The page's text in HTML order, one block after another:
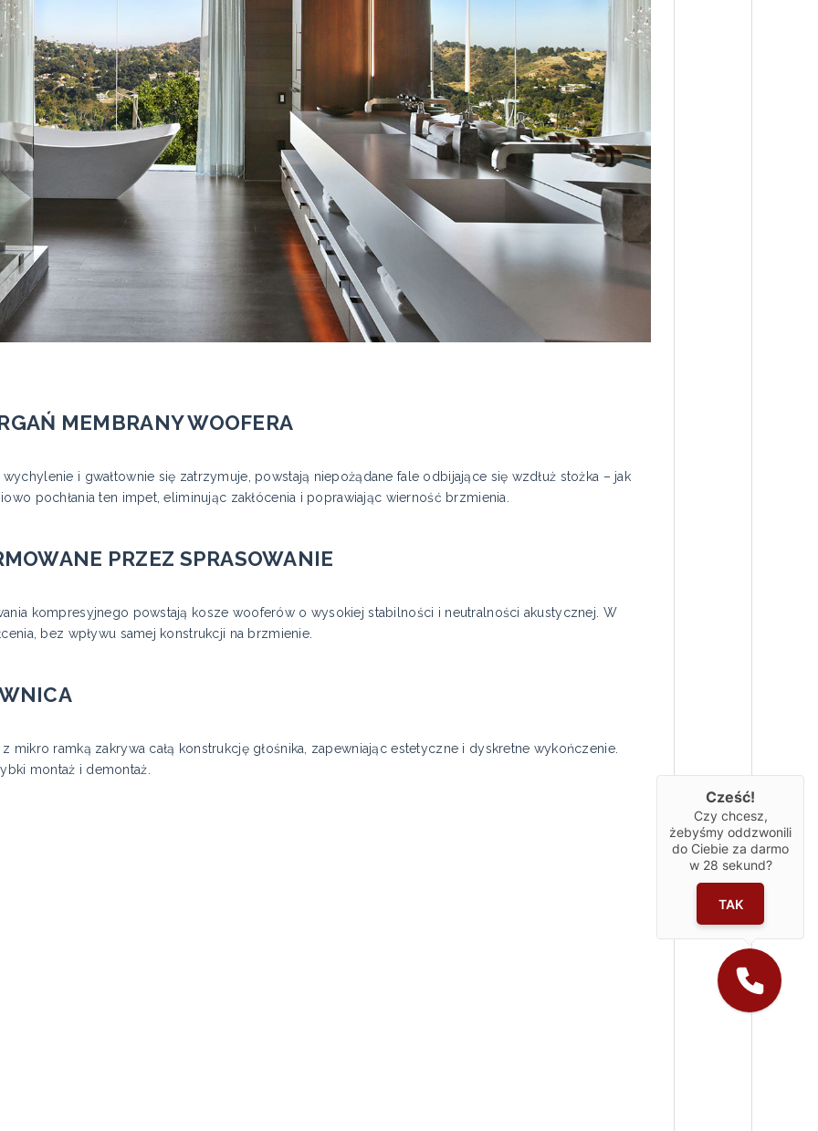
MEMBRANY WOOFERA
i gwałtownie się zatrzymuje, powstają niepożądane fale odbijające się wzdłuż stożka – jak
pochłania ten impet, eliminując zakłócenia i poprawiając wierność brzmienia.
PRZEZ SPRASOWANIE
kompresyjnego powstają kosze wooferów o wysokiej stabilności i neutralności akustycznej. W
bez wpływu samej konstrukcji na brzmienie.
mikro ramką zakrywa całą konstrukcję głośnika, zapewniając estetyczne i dyskretne wykończenie.
montaż i demontaż.
Cześć!
Czy chcesz,
żebyśmy oddzwonili
do Ciebie za darmo
w 28 sekund?
TAK